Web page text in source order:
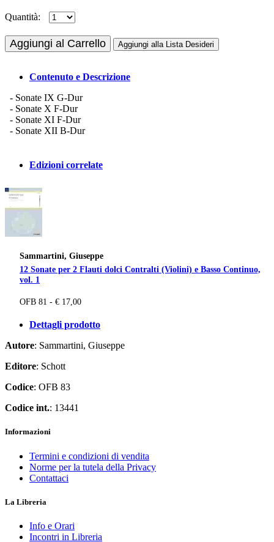
Quantità:
Aggiungi al Carrello Aggiungi alla Lista Desideri
Contenuto e Descrizione
- Sonate IX G-Dur
- Sonate X F-Dur
- Sonate XI F-Dur
- Sonate XII B-Dur
Edizioni correlate
Sammartini, Giuseppe
12 Sonate per 2 Flauti dolci Contralti (Violini) e Basso Continuo,
vol. 1
OFB 81 - € 17,00
Dettagli prodotto
Autore: Sammartini, Giuseppe
Editore: Schott
Codice: OFB 83
Codice int.: 13441
Informazioni
Termini e condizioni di vendita
Norme per la tutela della Privacy
Contattaci
La Libreria
Info e Orari
Incontri in Libreria